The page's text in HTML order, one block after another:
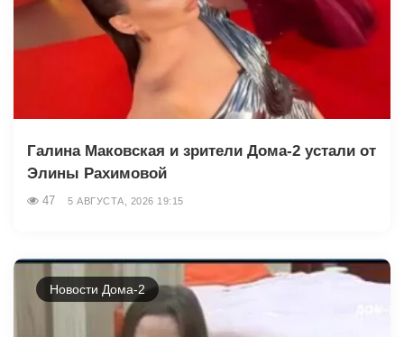
Галина Маковская и зрители Дома-2 устали от
Элины Рахимовой
47 5 АВГУСТА, 2026 19:15
Новости Дома-2